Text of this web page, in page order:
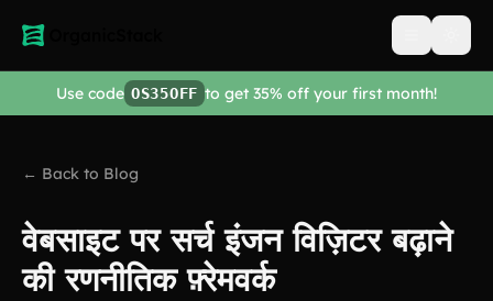
Open
Use code OS35OFF to get 35% off your first month!
← Back to Blog
वेबसाइट पर सर्च इंजन विज़िटर बढ़ाने
की रणनीतिक फ़्रेमवर्क